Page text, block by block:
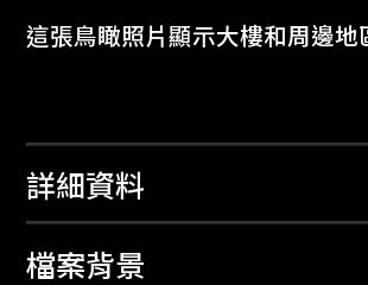
這張鳥瞰照片顯示大樓和周邊地
詳細資料
檔案背景